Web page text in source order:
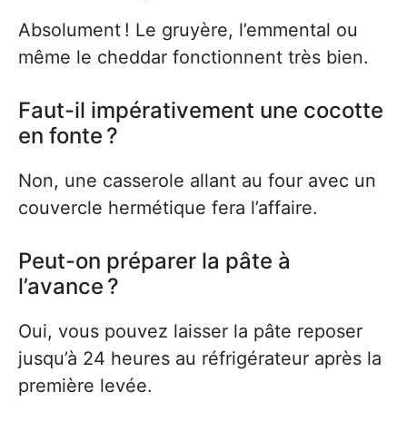
Absolument ! Le gruyère, l’emmental ou
même le cheddar fonctionnent très bien.
Faut-il impérativement une cocotte
en fonte ?
Non, une casserole allant au four avec un
couvercle hermétique fera l’affaire.
Peut-on préparer la pâte à
l’avance ?
Oui, vous pouvez laisser la pâte reposer
jusqu’à 24 heures au réfrigérateur après la
première levée.